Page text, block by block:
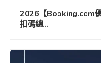
2026【Booking.com
扣碼總...